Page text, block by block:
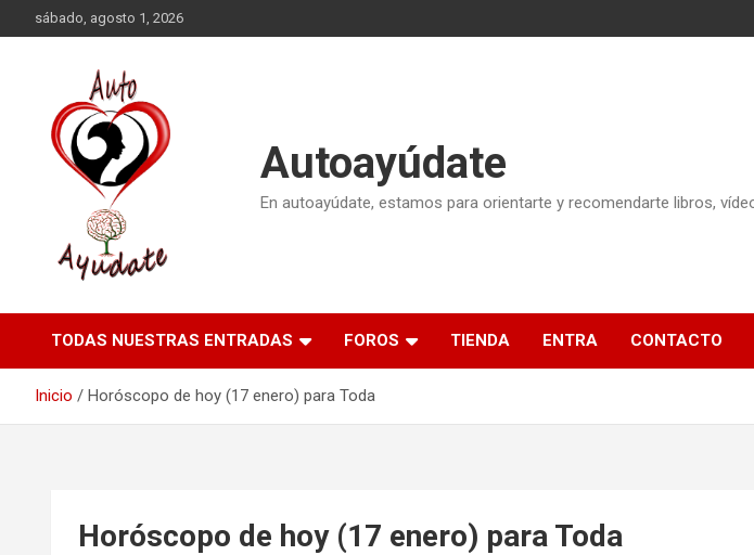
al
sábado, agosto 1, 2026
Autoayúdate
En autoayúdate, estamos para orientarte y recomendarte libros,
TODAS NUESTRAS ENTRADAS FOROS TIENDA ENTRA CONTACTO
Inicio Horóscopo de hoy (17 enero) para Toda
Horóscopo de hoy (17 enero) para Toda